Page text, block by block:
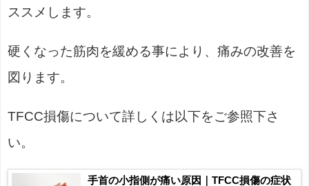
ススメします。
硬くなった筋肉を緩める事により、痛みの改善を
図ります。
TFCC損傷について詳しくは以下をご参照下さ
い。
手首の小指側が痛い原因｜TFCC損傷の症状